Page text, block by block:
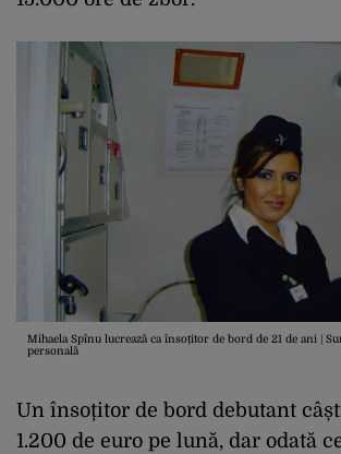
Mihaela Spînu lucrează ca însoțitor de bord de 21 de ani |
personală
Un însoțitor de bord debutant
1.200 de euro pe lună, dar odată